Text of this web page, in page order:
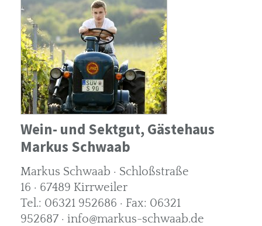
Wein- und Sektgut, Gästehaus
Markus Schwaab
Markus Schwaab · Schloßstraße
16 · 67489 Kirrweiler
Tel.: 06321 952686 · Fax: 06321
952687 · info@markus-schwaab.de